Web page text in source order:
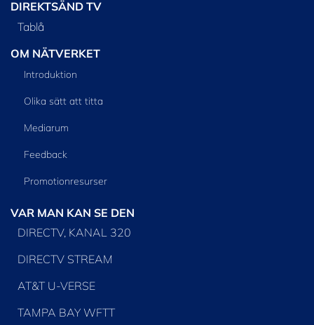
DIREKTSÄND TV
Tablå
OM NÄTVERKET
Introduktion
Olika sätt att titta
Mediarum
Feedback
Promotionresurser
VAR MAN KAN SE DEN
DIRECTV, KANAL 320
DIRECTV STREAM
AT&T U-VERSE
TAMPA BAY WFTT